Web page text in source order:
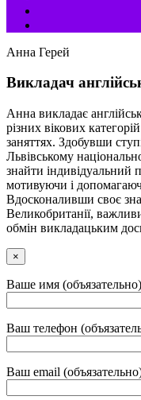
Анна Герей
Викладач
Анна викладає
різних вікових
заняттях. Здобувши
Львівському
знайти індивідуальний
мотивуючи і
Вдосконаливши своє
Великобританії,
обмін викладацьким
×
Ваше имя (объязательно)
Ваш телефон
Ваш email